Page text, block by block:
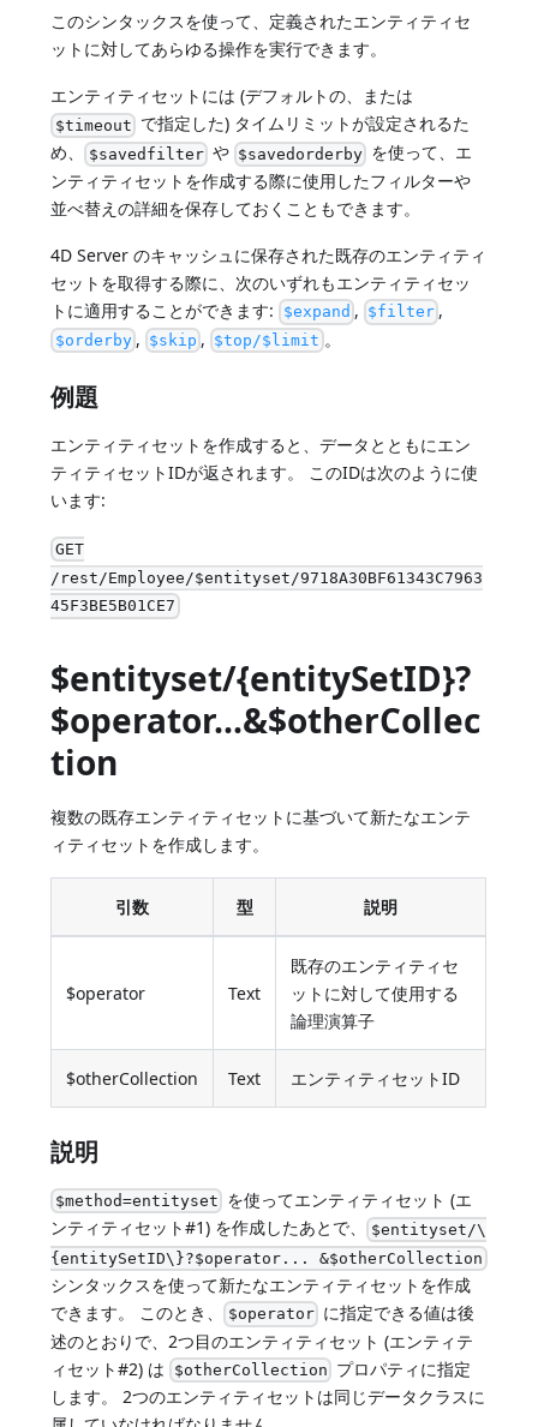
このシンタックスを使って、定義されたエンティティセ
ットに対してあらゆる操作を実行できます。
エンティティセットには (デフォルトの、または
$timeout で指定した) タイムリミットが設定されるた
め、 $savedfilter や $savedorderby を使って、エ
ンティティセットを作成する際に使用したフィルターや
並べ替えの詳細を保存しておくこともできます。
4D Server のキャッシュに保存された既存のエンティティ
セットを取得する際に、次のいずれもエンティティセッ
トに適用することができます: $expand , $filter ,
$orderby , $skip , $top/$limit 。
例題
エンティティセットを作成すると、データとともにエン
ティティセットIDが返されます。 このIDは次のように使
います:
GET
/rest/Employee/$entityset/9718A30BF61343C7963
45F3BE5B01CE7
$entityset/{entitySetID}?
$operator...&$otherCollec
tion
複数の既存エンティティセットに基づいて新たなエンテ
ィティセットを作成します。
引数 型 説明
$operator Text
既存のエンティティセ
ットに対して使用する
論理演算子
$otherCollection Text エンティティセットID
説明
$method=entityset を使ってエンティティセット (エ
ンティティセット#1) を作成したあとで、 $entityset/\
{entitySetID\}?$operator... &$otherCollection
シンタックスを使って新たなエンティティセットを作成
できます。 このとき、 $operator に指定できる値は後
述のとおりで、2つ目のエンティティセット (エンティテ
ィセット#2) は $otherCollection プロパティに指定
します。 2つのエンティティセットは同じデータクラスに